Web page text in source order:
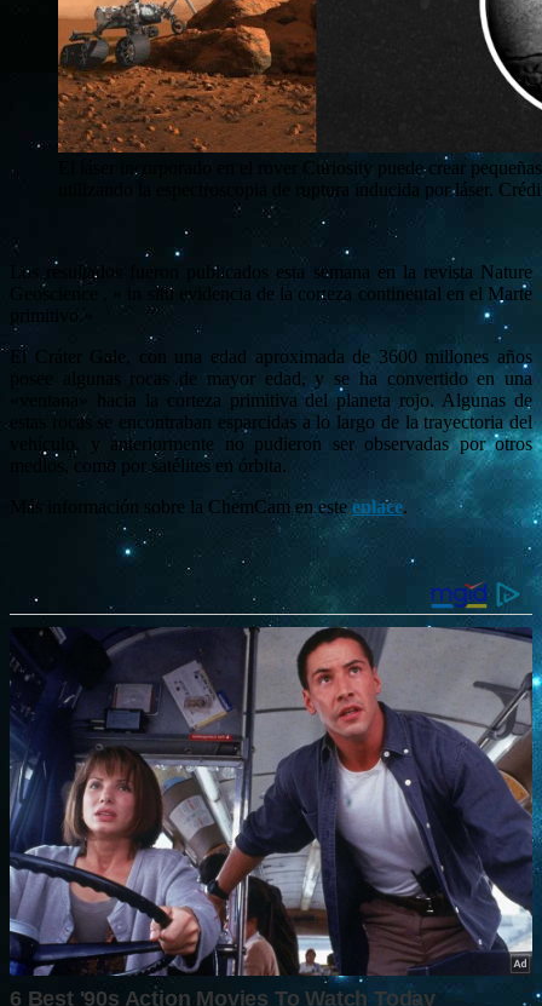
El láser incorporado en el rover Curiosity puede crear
utilizando la espectroscopia de ruptura inducida por láser.
Los resultados fueron publicados esta semana en la revista Nature
Geoscience , » in situ evidencia de la corteza continental en el Marte
primitivo.»
El Cráter Gale, con una edad aproximada de 3600 millones años
posee algunas rocas de mayor edad, y se ha convertido en una
«ventana» hacia la corteza primitiva del planeta rojo. Algunas de
estas rocas se encontraban esparcidas a lo largo de la trayectoria del
vehículo, y anteriormente no pudieron ser observadas por otros
medios, como por satélites en órbita.
Más información sobre la ChemCam en este enlace.